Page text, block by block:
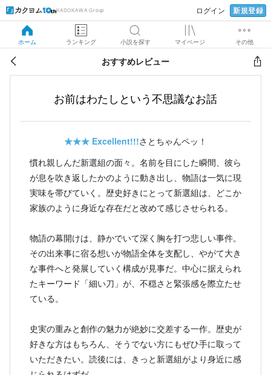
KADOKAWA Group ログイン 新規登録
ホーム ランキング 小説を探す マイページ その他
おすすめレビュー
お前はわたしという不思議なお話
★★★ Excellent!!!さとちゃんペッ！
慣れ親しんだ新選組の面々。名前を目にした瞬間、彼ら
が息を吹き返したかのように動き出し、物語は一気に現
実味を帯びていく。歴史好きにとって新選組は、どこか
家族のように身近な存在だと改めて感じさせられる。
物語の幕開けは、静かでいて深く胸を打つ悲しい事件。
その出来事に宿る想いが物語全体を支配し、やがて大き
な事件へと発展していく構成が見事だ。中心に据えられ
たキーワード「細い刀」が、不穏さと緊張感を際立たせ
ている。
史実の重みと創作の魅力が絶妙に交差する一作。歴史が
好きな方はもちろん、そうでない方にもぜひ手に取って
いただきたい。読後には、きっと新選組がより身近に感